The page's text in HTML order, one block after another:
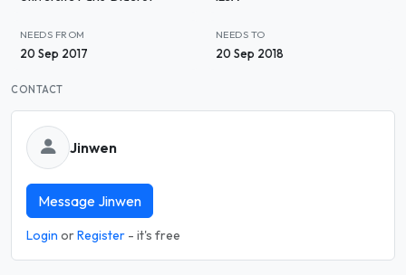
NEEDS FROM
20 Sep 2017
NEEDS TO
20 Sep 2018
CONTACT
Jinwen
Message Jinwen
Login orRegister - it's free